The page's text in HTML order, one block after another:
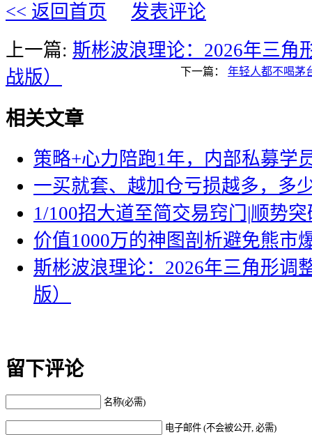
<< 返回首页
发表评论
上一篇: 斯彬波浪理论：2026年三角
战版）
下一篇： 年轻人都不喝茅
相关文章
策略+心力陪跑1年，内部私募学
一买就套、越加仓亏损越多，多
1/100招大道至简交易窍门|顺势突
价值1000万的神图剖析避免熊市
斯彬波浪理论：2026年三角形调
版）
留下评论
名称(必需)
电子邮件 (不会被公开, 必需)